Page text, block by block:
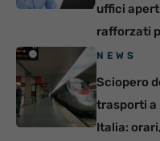
uffici
rafforzati
NEWS
Sciopero
trasporti a
Italia: